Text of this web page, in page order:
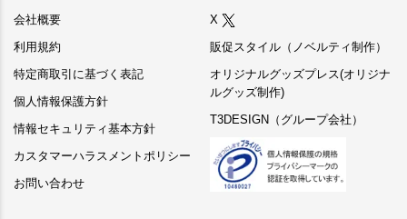
会社概要
利用規約
特定商取引に基づく表記
個人情報保護方針
情報セキュリティ基本方針
カスタマーハラスメントポリシー
お問い合わせ
X
販促スタイル（ノベルティ制作）
オリジナルグッズプレス(オリジナ
ルグッズ制作)
T3DESIGN（グループ会社）